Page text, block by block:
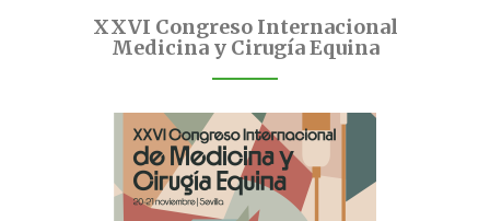
XXVI Congreso Internacional
Medicina y Cirugía Equina